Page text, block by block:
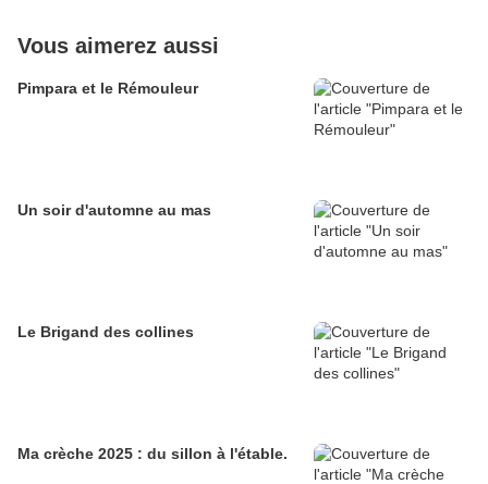
Vous aimerez aussi
Pimpara et le Rémouleur
Un soir d'automne au mas
Le Brigand des collines
Ma crèche 2025 : du sillon à l'étable.